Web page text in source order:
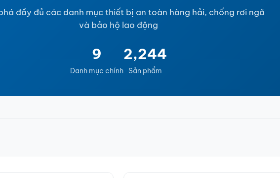
đầy đủ các danh mục thiết bị an toàn hàng hải, chống rơi ngã
và bảo hộ lao động
9
Danh mục chính
2,244
Sản phẩm